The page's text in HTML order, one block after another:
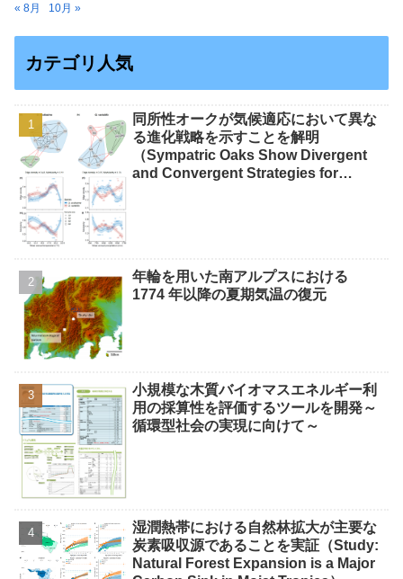
« 8月 10月 »
カテゴリ人気
同所性オークが気候適応において異な
る進化戦略を示すことを解明
（Sympatric Oaks Show Divergent
and Convergent Strategies for
年輪を用いた南アルプスにおける
1774 年以降の夏期気温の復元
小規模な木質バイオマスエネルギー利
用の採算性を評価するツールを開発～
循環型社会の実現に向けて～
湿潤熱帯における自然林拡大が主要な
炭素吸収源であることを実証（Study:
Natural Forest Expansion is a Major